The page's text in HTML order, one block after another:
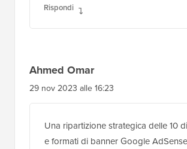
Rispondi
Ahmed Omar
29 nov 2023 alle 16:23
Una ripartizione strategica delle 10
e formati di banner Google